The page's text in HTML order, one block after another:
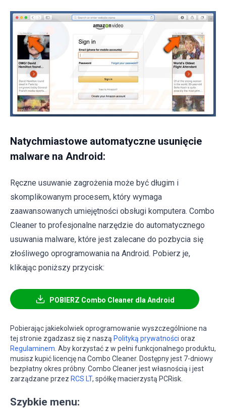
Natychmiastowe automatyczne usunięcie
malware na Android:
Ręczne usuwanie zagrożenia może być długim i
skomplikowanym procesem, który wymaga
zaawansowanych umiejętności obsługi komputera. Combo
Cleaner to profesjonalne narzędzie do automatycznego
usuwania malware, które jest zalecane do pozbycia się
złośliwego oprogramowania na Android. Pobierz je,
klikając poniższy przycisk:
POBIERZ Combo Cleaner dla Android
Pobierając jakiekolwiek oprogramowanie wyszczególnione na
tej stronie zgadzasz się z naszą Polityką prywatności oraz
Regulaminem . Aby korzystać z w pełni funkcjonalnego produktu,
musisz kupić licencję na Combo Cleaner. Dostępny jest 7-dniowy
bezpłatny okres próbny. Combo Cleaner jest własnością i jest
zarządzane przez RCS LT, spółkę macierzystą PCRisk.
Szybkie menu: